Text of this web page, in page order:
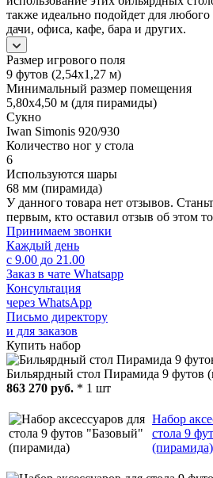
также идеально подойдет для
дачи, офиса, кафе, бара и других.
Размер игрового поля
9 футов (2,54х1,27 м)
Минимальный размер помещения
5,80х4,50 м (для пирамиды)
Сукно
Iwan Simonis 920/930
Количество ног у стола
6
Используются шары
68 мм (пирамида)
У данного товара нет отзывов.
первым, кто оставил отзыв об этом
Принимаем звонки
Каждый день
с 9.00 до 21.00
Заказ в чате Whatsapp
Консультация
через WhatsApp
Письмо директору
и для заказов
Купить набор
Бильярдный стол Пирамида 9 футов
863 270 руб. * 1 шт
Набор
стола 9
(пирамида)